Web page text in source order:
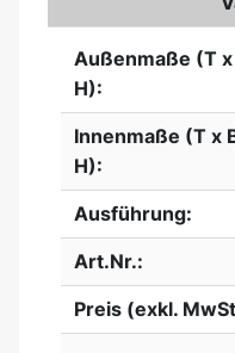
Außenmaße (T x
H):
Innenmaße (T x
H):
Ausführung:
Art.Nr.:
Preis (exkl.